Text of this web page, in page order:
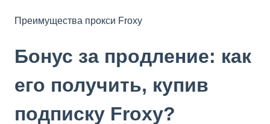
Преимущества прокси Froxy
Бонус за продление: как
его получить, купив
подписку Froxy?